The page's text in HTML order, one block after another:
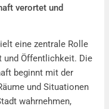
verortet und
eine zentrale Rolle
und Öffentlichkeit. Die
beginnt mit der
und Situationen
wahrnehmen,